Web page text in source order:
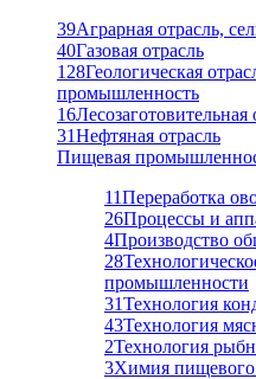
39Аграрная отрасль,
40Газовая отрасль
128Геологическая
промышленность
16Лесозаготовительная
31Нефтяная отрасль
Пищевая
11Переработка
26Процессы и
4Производство
28
промышленности
31Технология
43Технология
2Технология
3Химия пищевого